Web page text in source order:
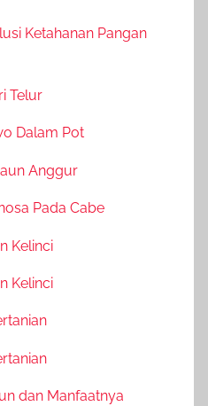
Ketahanan Pangan
Telur
Dalam Pot
Anggur
Pada Cabe
Kelinci
Kelinci
dan Manfaatnya